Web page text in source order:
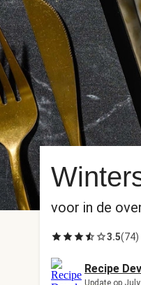
voor in de
3.5(74)
Recipe
Update op